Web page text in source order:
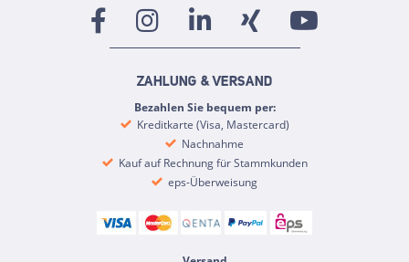
ZAHLUNG & VERSAND
Bezahlen Sie bequem per:
Kreditkarte (Visa, Mastercard)
Nachnahme
Kauf auf Rechnung für Stammkunden
eps-Überweisung